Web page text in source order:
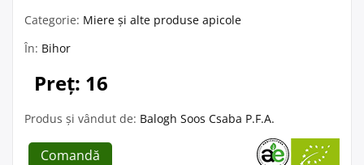
Categorie: Miere și alte produse apicole
În: Bihor
Preț: 16
Produs și vândut de: Balogh Soos Csaba P.F.A.
Comandă